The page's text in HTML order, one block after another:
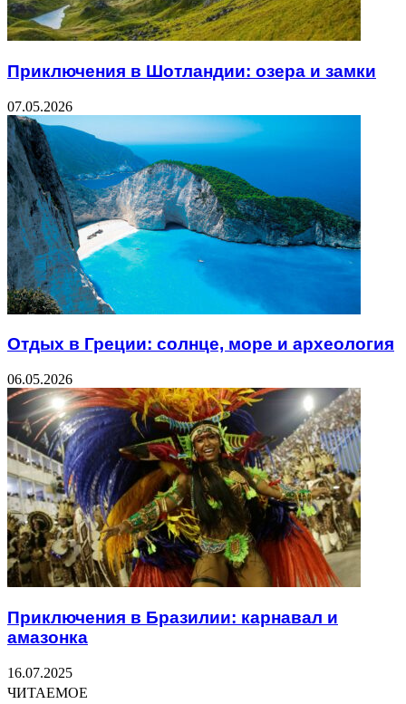
Приключения в Шотландии: озера и замки
07.05.2026
Отдых в Греции: солнце, море и археология
06.05.2026
Приключения в Бразилии: карнавал и
амазонка
16.07.2025
ЧИТАЕМОЕ